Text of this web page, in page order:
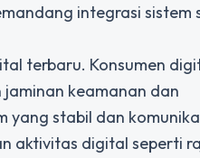
integrasi sistem
terbaru. Konsumen
keamanan dan
yang stabil dan
aktivitas digital seperti